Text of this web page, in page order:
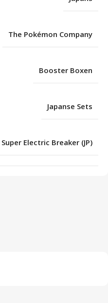
The Pokémon Company
Booster Boxen
Japanse Sets
Super Electric Breaker (JP)